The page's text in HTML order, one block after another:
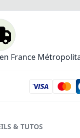
France
& TUTOS